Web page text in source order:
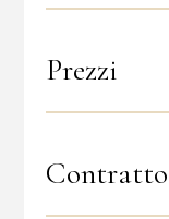
Prezzi